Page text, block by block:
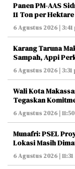
Panen PM-AAS
11 Ton per Hektare
6 Agustus 2026 | 3:41
Karang Taruna
Sampah, Appi
6 Agustus 2026 | 3:31
Wali Kota
Tegaskan
6 Agustus 2026 |
Munafri: PSEL
Lokasi Masih
6 Agustus 2026 |